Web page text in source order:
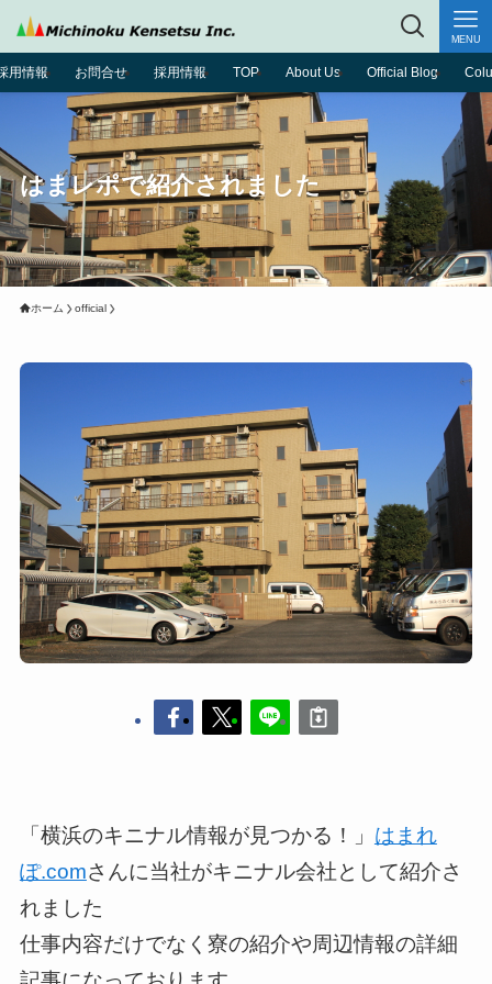
MENU
用情報 お問合せ 採用情報 TOP About Us Official Blog
はまレポで紹介されました
ホーム official
「横浜のキニナル情報が見つかる！」 はまれ
ぽ.comさんに当社がキニナル会社として紹介さ
れました​
仕事内容だけでなく寮の紹介や周辺情報の詳細